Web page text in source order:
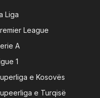
Liga
League
A
1
e Kosovës
e Turqisë